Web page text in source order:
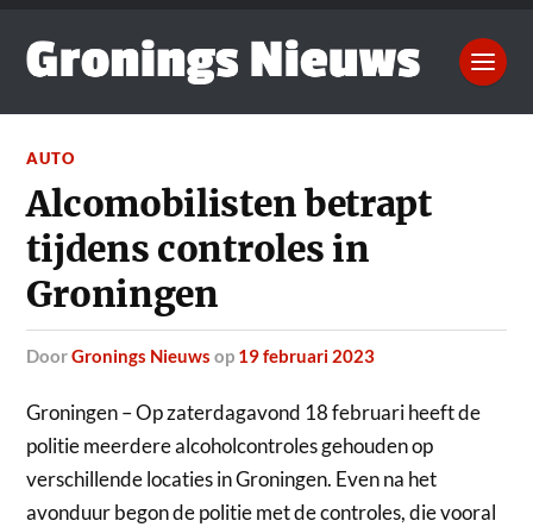
AUTO
Alcomobilisten betrapt
tijdens controles in
Groningen
doorGronings Nieuws op 19 februari 2023
Groningen – Op zaterdagavond 18 februari heeft de
politie meerdere alcoholcontroles gehouden op
verschillende locaties in Groningen. Even na het
avonduur begon de politie met de controles, die vooral